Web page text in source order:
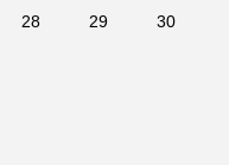
28 29 30